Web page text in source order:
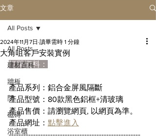
文章
All Posts
建材百科
牆板
門
磁磚
浴室櫃
All Posts
大角咀客戶安裝實例
2024年11月7日 讀畢需時 1 分鐘
訂單資料：
產品系列：鋁合金屏風隔斷
產品型號：80款黑色鋁框+清玻璃
產品售價：請瀏覽網頁, 以網頁為準。
產品網址： 點擊進入
------------------------------------------------------